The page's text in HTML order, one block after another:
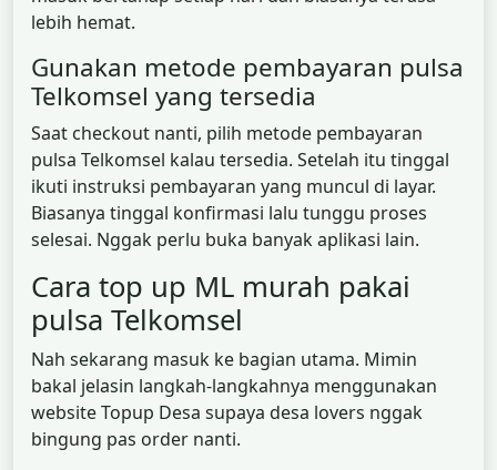
lebih hemat.
Gunakan metode pembayaran pulsa
Telkomsel yang tersedia
Saat checkout nanti, pilih metode pembayaran
pulsa Telkomsel kalau tersedia. Setelah itu tinggal
ikuti instruksi pembayaran yang muncul di layar.
Biasanya tinggal konfirmasi lalu tunggu proses
selesai. Nggak perlu buka banyak aplikasi lain.
Cara top up ML murah pakai
pulsa Telkomsel
Nah sekarang masuk ke bagian utama. Mimin
bakal jelasin langkah-langkahnya menggunakan
website Topup Desa supaya desa lovers nggak
bingung pas order nanti.